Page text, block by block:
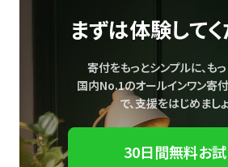
まずは体験してく
寄付をもっとシンプルに、も
国内No.1のオールインワン寄
で、支援をはじめましょ
30日間無料お